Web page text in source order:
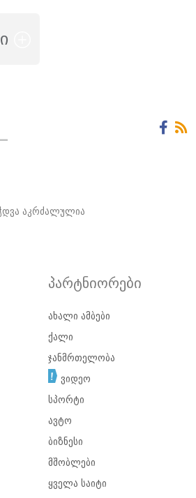
აკრძალულია
პარტნიორები
ახალი ამბები
ქალი
ჯანმრთელობა
ვიდეო
სპორტი
ავტო
ბიზნესი
მშობლები
ყველა საიტი